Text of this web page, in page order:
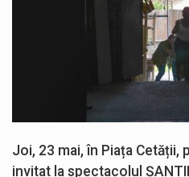
Joi, 23 mai, în Piața Cetății,
invitat la spectacolul